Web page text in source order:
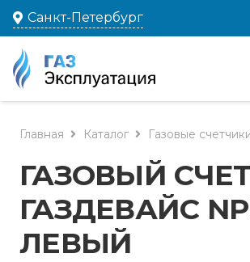
Санкт-Петербург
Главная Каталог Газовые
ГАЗОВЫЙ
ГАЗДЕВАЙС
ЛЕВЫЙ